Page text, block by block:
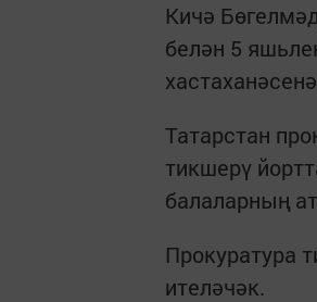
Кичә
белән 5
Татарстан
тикшерү
балаларның
Прокуратура
ителәчәк.